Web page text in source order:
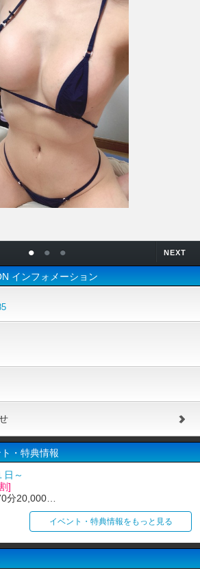
• • • NEXT
インフォメーション
・特典情報
日～
]
分20,000…
イベント・特典情報をもっと見る